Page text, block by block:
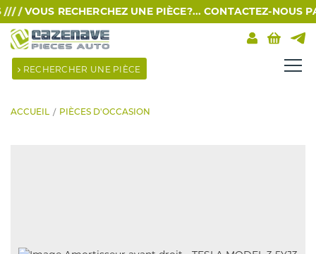
/ VOUS RECHERCHEZ UNE PIÈCE?... CONTACTEZ-NOUS
RECHERCHER UNE PIÈCE
ACCUEIL PIÈCES D'OCCASION